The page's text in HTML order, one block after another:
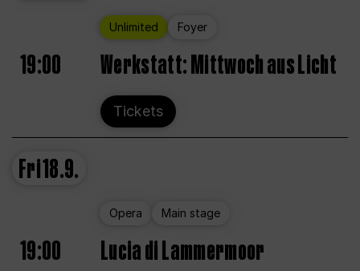
Unlimited Foyer
19:00 Werkstatt: Mittwoch aus Licht
Tickets
Fri18.9.
Opera Main stage
19:00 Lucia di Lammermoor